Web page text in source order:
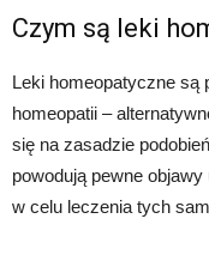
Czym są leki
Leki homeopatyczne są
homeopatii –
się na zasadzie
powodują pewne
w celu leczenia tych